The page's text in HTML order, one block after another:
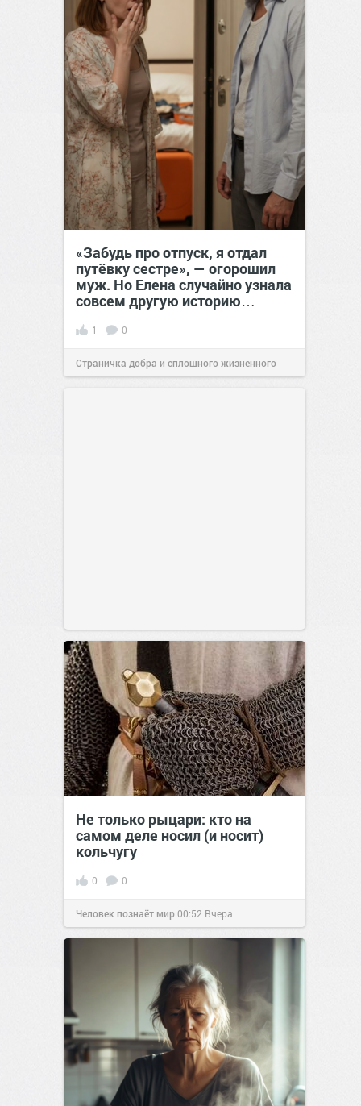
«Забудь про отпуск, я отдал
путёвку сестре», — огорошил
муж. Но Елена случайно узнала
совсем другую историю…
1 0
Страничка добра и сплошного жизненного
Не только рыцари: кто на
самом деле носил (и носит)
кольчугу
0 0
Человек познаёт мир00:52 Вчера